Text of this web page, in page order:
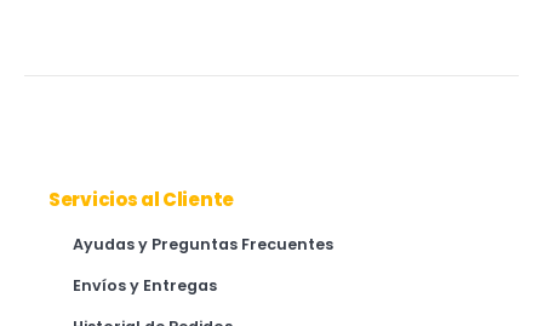
Servicios al Cliente
Ayudas y Preguntas Frecuentes
Envíos y Entregas